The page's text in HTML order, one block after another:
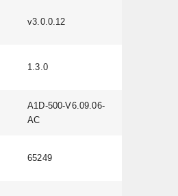
v3.0.0.12
1.3.0
A1D-500-V6.09.06-
AC
65249